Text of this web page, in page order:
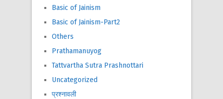
Basic of Jainism
Basic of Jainism-Part2
Others
Prathamanuyog
Tattvartha Sutra Prashnottari
Uncategorized
प्रश्नावली